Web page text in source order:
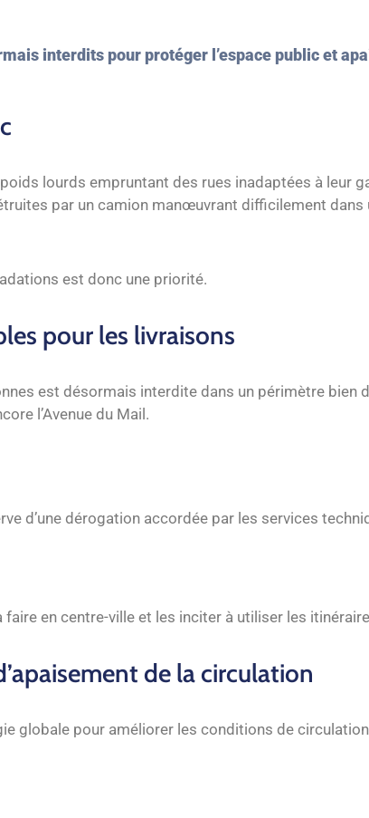
interdits pour protéger l’espace public et
lourds empruntant des rues inadaptées à leur
par un camion manœuvrant difficilement
est donc une priorité.
pour les livraisons
est désormais interdite dans un périmètre
l’Avenue du Mail.
d’une dérogation accordée par les services
faire en centre-ville et les inciter à utiliser les
de la circulation
globale pour améliorer les conditions de